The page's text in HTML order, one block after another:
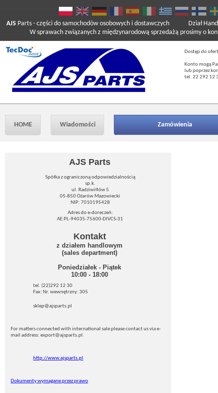
AJS Parts - części do samochodów osobowych i dostawczych
W sprawach związanych z międzynarodową sprzedażą prosimy o
Dział
Dostęp do
Konto mogą
lub poprzez
tel. 22 292 12
HOME Wiadomości Zamówienia
AJS Parts
Spółka z ograniczoną odpowiedzialnością
sp.k.
ul. Radziwiłłów 5
05-850 Ożarów Mazowiecki
NIP: 7010195428
Adres do e-doreczeń:
AE:PL-94035-75600-DIVCS-31
Kontakt
z działem handlowym
(sales department)
Poniedziałek - Piątek
10:00 - 18:00
tel. (22)292 12 30
Fax: Nr. wewnętrzny: 305
sklep@ajsparts.pl
For matters connected with international sale please contact us via e-
mail address: export@ajsparts.pl.
http://www.ajsparts.pl
Dokumenty wymagane przez prawo